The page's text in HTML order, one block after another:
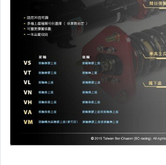
車用精品百貨類.各車系晴雨窗
避震器.卡鉗.來另片.短彈簧
CUSCO / HARDRACE 各車系結構桿.拉桿
進氣套件 進氣系統 全系列
其它